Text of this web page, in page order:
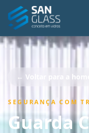
← Voltar para a home
SEGURANÇA COM
Guarda